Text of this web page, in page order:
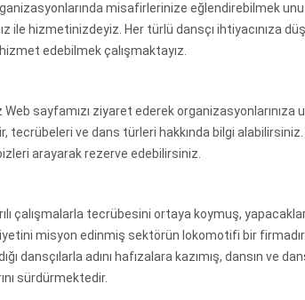
misafirlerinize eğlendirebilmek
ile hizmetinizdeyiz. Her türlü dansçı ihtiyacınıza
edebilmek çalışmaktayız.
sayfamızı ziyaret ederek organizasyonlarınıza
ve dans türleri hakkında bilgi
arayarak rezerve edebilirsiniz.
çalışmalarla tecrübesini ortaya koymuş,
misyon edinmiş sektörün lokomotifi bir
dansçılarla adını hafızalara kazımış, dansın ve
sürdürmektedir.